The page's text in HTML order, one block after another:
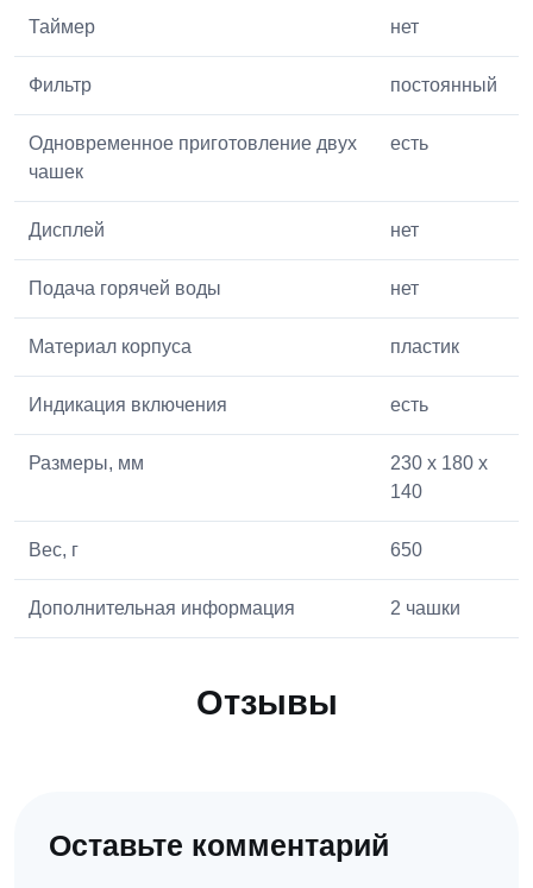
Таймер нет
Фильтр постоянный
Одновременное приготовление двух
чашек
есть
Дисплей нет
Подача горячей воды нет
Материал корпуса пластик
Индикация включения есть
Размеры, мм
230 x 180 x
140
Вес, г 650
Дополнительная информация 2 чашки
Отзывы
Оставьте комментарий